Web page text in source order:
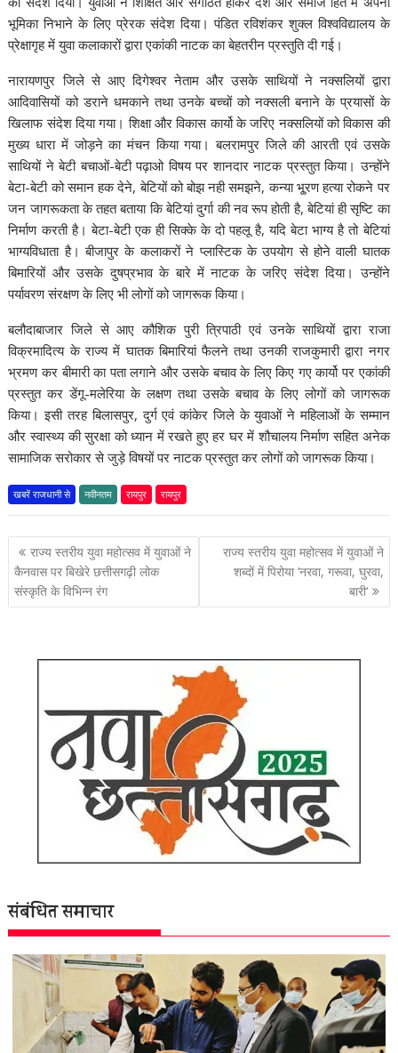
भूमिका निभाने के लिए प्रेरक संदेश दिया। पंडित रविशंकर शुक्ल विश्वविद्यालय के
प्रेक्षागृह में युवा कलाकारों द्वारा एकांकी नाटक का बेहतरीन प्रस्तुति दी गई।
नारायणपुर जिले से आए दिगेश्वर नेताम और उसके साथियों ने नक्सलियों द्वारा
आदिवासियों को डराने धमकाने तथा उनके बच्चों को नक्सली बनाने के प्रयासों के
खिलाफ संदेश दिया गया। शिक्षा और विकास कार्यो के जरिए नक्सलियों को विकास की
मुख्य धारा में जोड़ने का मंचन किया गया। बलरामपुर जिले की आरती एवं उसके
साथियों ने बेटी बचाओं-बेटी पढ़ाओ विषय पर शानदार नाटक प्रस्तुत किया। उन्होंने
बेटा-बेटी को समान हक देने, बेटियों को बोझ नही समझने, कन्या भू्रण हत्या रोकने पर
जन जागरूकता के तहत बताया कि बेटियां दुर्गा की नव रूप होती है, बेटियां ही सृष्टि का
निर्माण करती है। बेटा-बेटी एक ही सिक्के के दो पहलू है, यदि बेटा भाग्य है तो बेटियां
भाग्यविधाता है। बीजापुर के कलाकरों ने प्लास्टिक के उपयोग से होने वाली घातक
बिमारियों और उसके दुषप्रभाव के बारे में नाटक के जरिए संदेश दिया। उन्होंने
पर्यावरण संरक्षण के लिए भी लोगों को जागरूक किया।
बलौदाबाजार जिले से आए कौशिक पुरी त्रिपाठी एवं उनके साथियों द्वारा राजा
विक्रमादित्य के राज्य में घातक बिमारियां फैलने तथा उनकी राजकुमारी द्वारा नगर
भ्रमण कर बीमारी का पता लगाने और उसके बचाव के लिए किए गए कार्यो पर एकांकी
प्रस्तुत कर डेंगू-मलेरिया के लक्षण तथा उसके बचाव के लिए लोगों को जागरूक
किया। इसी तरह बिलासपुर, दुर्ग एवं कांकेर जिले के युवाओं ने महिलाओं के सम्मान
और स्वास्थ्य की सुरक्षा को ध्यान में रखते हुए हर घर में शौचालय निर्माण सहित अनेक
सामाजिक सरोकार से जुड़े विषयों पर नाटक प्रस्तुत कर लोगों को जागरूक किया।
खबरें राजधानी से नवीनतम रायपुर रायपुर
पोस्ट
नेविगेशन
राज्य स्तरीय युवा महोत्सव में युवाओं ने
कैनवास पर बिखेरे छत्तीसगढ़ी लोक
संस्कृति के विभिन्न रंग
राज्य स्तरीय युवा महोत्सव में युवाओं ने
शब्दों में पिरोया ‘नरवा, गरूवा, घुरवा,
बारी‘
संबंधित समाचार